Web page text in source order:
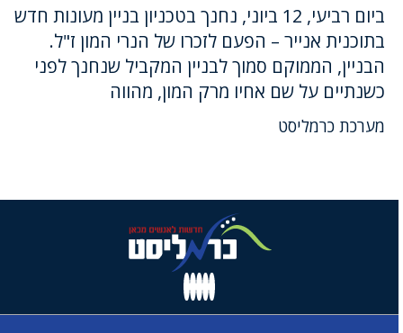
ביום רביעי, 12 ביוני, נחנך בטכניון בניין מעונות חדש
בתוכנית אנייר – הפעם לזכרו של הנרי המון ז"ל.
הבניין, הממוקם סמוך לבניין המקביל שנחנך לפני
כשנתיים על שם אחיו מרק המון, מהווה
מערכת כרמליסט